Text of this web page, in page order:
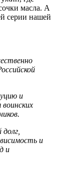
масла. А
серии нашей
и
и
и